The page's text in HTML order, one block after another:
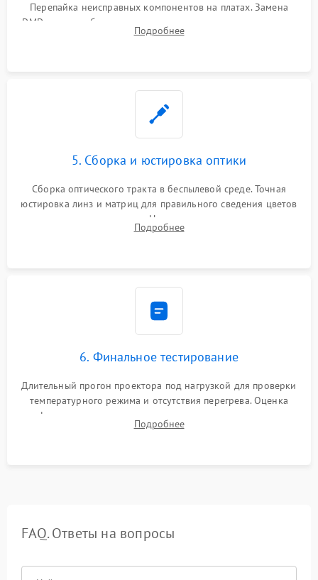
Перепайка неисправных компонентов на платах. Замена
DMD-чипа при битых пикселях, установка нового цветового
колеса или восстановление сгоревших поляризационных
Подробнее
5. Сборка и юстировка оптики
Сборка оптического тракта в беспылевой среде. Точная
юстировка линз и матриц для правильного сведения цветов
и устранения размытия. Надежное подключение всех
шлейфов, установка датчиков и закрытие корпуса
Подробнее
6. Финальное тестирование
Длительный прогон проектора под нагрузкой для проверки
температурного режима и отсутствия перегрева. Оценка
фокуса, контрастности и цветопередачи на тестовых
таблицах. Проверка работы всех видеовходов и кнопок
Подробнее
FAQ. Ответы на вопросы